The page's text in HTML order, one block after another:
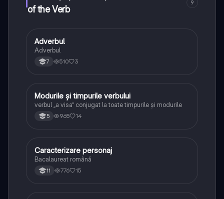
of the Verb
9
Limba și literatura română
Adverbul
Adverbul
7 510 3
Limba și literatura română
Modurile și timpurile verbului
verbul „a visa” conjugat la toate timpurile și modurile
5 965 14
Limba și literatura română
Caracterizare personaj
Bacalaureat română
11 776 15